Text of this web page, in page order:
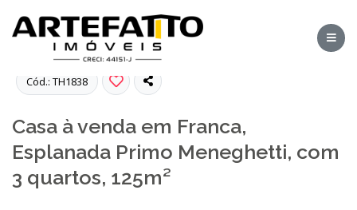
Cód.: TH1838
Casa à venda em Franca,
Esplanada Primo Meneghetti, com
3 quartos, 125m²